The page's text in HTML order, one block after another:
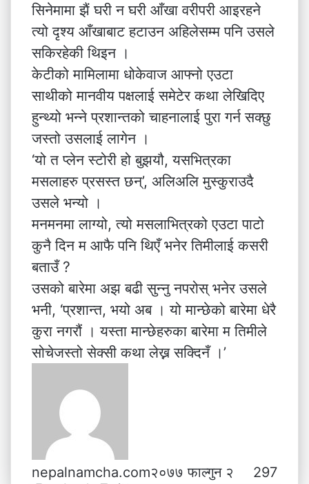
सिनेमामा झैं घरी न घरी आँखा वरीपरी आइरहने
त्यो दृश्य आँखाबाट हटाउन अहिलेसम्म पनि उसले
सकिरहेकी थिइन ।
केटीको मामिलामा धोकेवाज आफ्नो एउटा
साथीको मानवीय पक्षलाई समेटेर कथा लेखिदिए
हुन्थ्यो भन्ने प्रशान्तको चाहनालाई पुरा गर्न सक्छु
जस्तो उसलाई लागेन ।
‘यो त प्लेन स्टोरी हो बुझयौ, यसभित्रका
मसलाहरु प्रसस्त छन्’, अलिअलि मुस्कुराउदै
उसले भन्यो ।
मनमनमा लाग्यो, त्यो मसलाभित्रको एउटा पाटो
कुनै दिन म आफै पनि थिएँ भनेर तिमीलाई कसरी
बताउँ ?
उसको बारेमा अझ बढी सुन्नु नपरोस् भनेर उसले
भनी, ‘प्रशान्त, भयो अब । यो मान्छेको बारेमा धेरै
कुरा नगरौं । यस्ता मान्छेहरुका बारेमा म तिमीले
सोचेजस्तो सेक्सी कथा लेख्न सक्दिनँ ।’
nepalnamcha.com२०७७ फाल्गुन २ 297